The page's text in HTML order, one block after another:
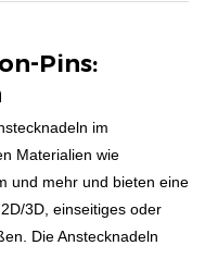
Pins:
im
Materialien wie
und mehr und bieten eine
3D, einseitiges oder
Die Anstecknadeln